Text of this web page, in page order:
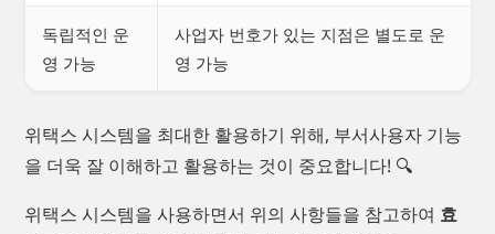
독립적인 운
영 가능
사업자 번호가 있는 지점은 별도로 운
영 가능
위택스 시스템을 최대한 활용하기 위해, 부서사용자 기능
을 더욱 잘 이해하고 활용하는 것이 중요합니다! 🔍
위택스 시스템을 사용하면서 위의 사항들을 참고하여 효